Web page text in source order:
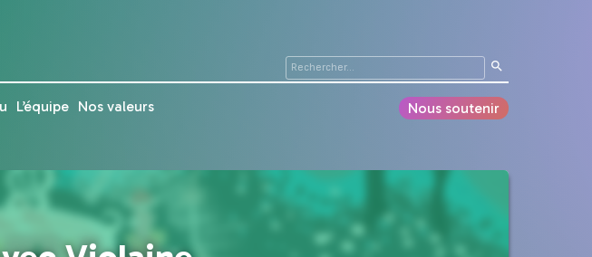
L’équipe Nos valeurs Nous soutenir